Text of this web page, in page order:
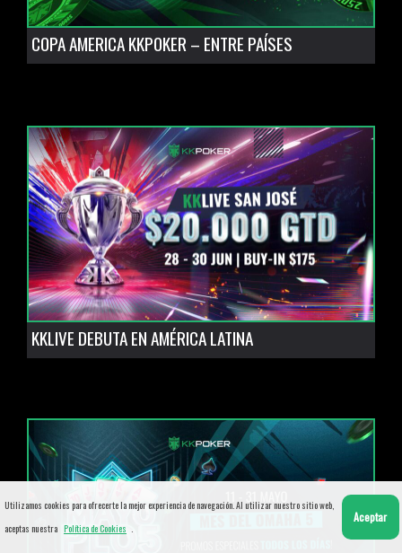
Utilizamos cookies para ofrecerte la mejor experiencia de navegación. Al utilizar nuestro sitio web,
aceptas nuestra Política de Cookies .
Aceptar
COPA AMERICA KKPOKER – ENTRE PAÍSES
KKLIVE DEBUTA EN AMÉRICA LATINA